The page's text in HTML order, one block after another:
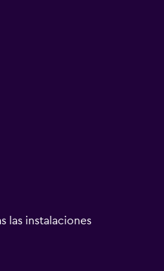
las instalaciones